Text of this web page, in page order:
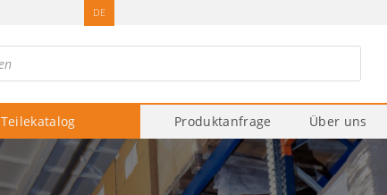
DE
Teilekatalog Produktanfrage Über uns